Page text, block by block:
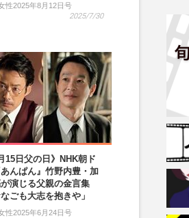
性2025年8月12日号
2025/7/30
15日父の日》NHK朝ド
んぱん』竹野内豊・加
演じる父親の金言集
なごも大志を抱きや」
性2025年6月24日号